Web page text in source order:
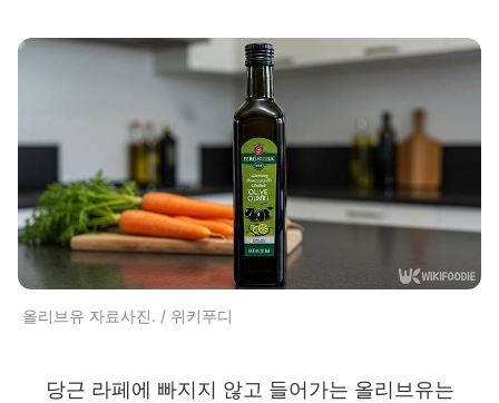
올리브유 자료사진. / 위키푸디
당근 라페에 빠지지 않고 들어가는 올리브유는